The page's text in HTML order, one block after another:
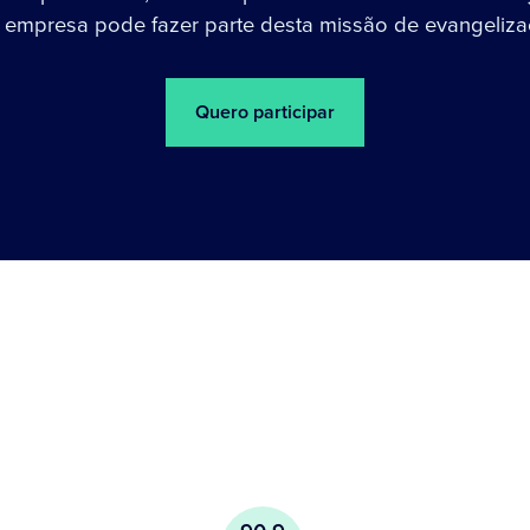
empresa pode fazer parte desta missão de
Quero participar